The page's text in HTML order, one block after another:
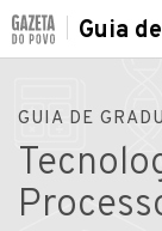
Guia
GUIA DE